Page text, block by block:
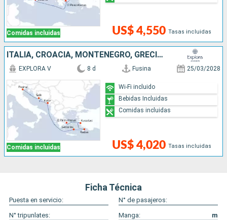
Comidas incluidas US$ 4,550 Tasas incluidas
ITALIA, CROACIA, MONTENEGRO, GRECIA, TURQUÍA
Comidas incluidas
EXPLORA V 8 d Fusina 25/03/2028
US$ 4,020 Tasas incluidas
Wi-Fi incluido
Bebidas Incluidas
Comidas incluidas
Ficha Técnica
Puesta en servicio:
N° de pasajeros:
N° tripunlates:
Manga:
m